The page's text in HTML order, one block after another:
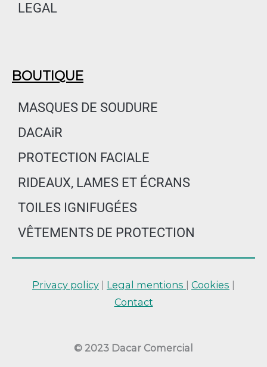
LEGAL
BOUTIQUE
MASQUES DE SOUDURE
DACAiR
PROTECTION FACIALE
RIDEAUX, LAMES ET ÉCRANS
TOILES IGNIFUGÉES
VÊTEMENTS DE PROTECTION
© 2023 Dacar Comercial
Privacy policy Legal mentions Cookies
Contact